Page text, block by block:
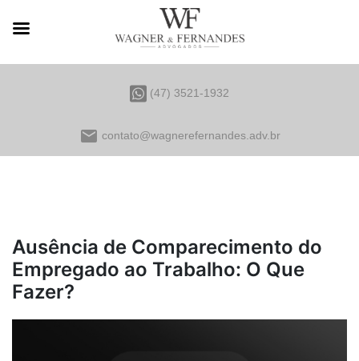
(47) 3521-1932
email contato@wagnerefernandes.adv.br
Ausência de Comparecimento do
Empregado ao Trabalho: O Que
Fazer?